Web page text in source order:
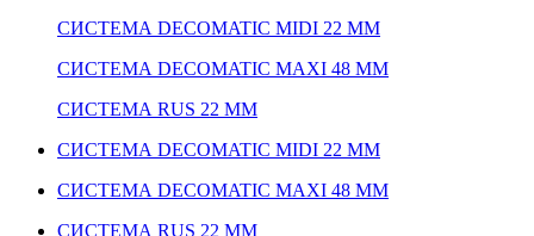
СИСТЕМА DECOMATIC MIDI 22 ММ
СИСТЕМА DECOMATIC MAXI 48 ММ
СИСТЕМА RUS 22 ММ
СИСТЕМА DECOMATIC MIDI 22 ММ
СИСТЕМА DECOMATIC MAXI 48 ММ
СИСТЕМА RUS 22 ММ